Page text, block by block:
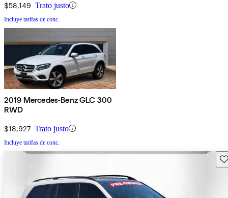
$58,149 Trato justo
Incluye tarifas de conc.
2019 Mercedes-Benz GLC 300
RWD
$18,927 Trato justo
Incluye tarifas de conc.